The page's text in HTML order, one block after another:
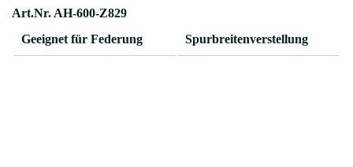
Art.Nr. AH-600-Z829
Geeignet für Federung
Spurbreitenverstellung